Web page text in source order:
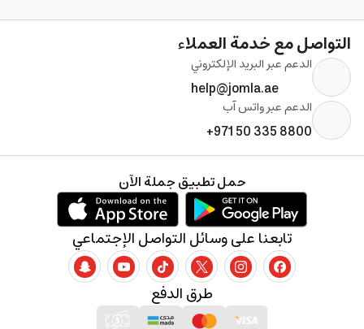
التواصل مع خدمة العملاء
الدعم عبر البريد الإلكتروني
help@jomla.ae
الدعم عبر واتس آب
+971 50 335 8800
طرق الدفع
تابعنا على وسائل التواصل الإجتماعي
حمل تطبيق جملة الآن